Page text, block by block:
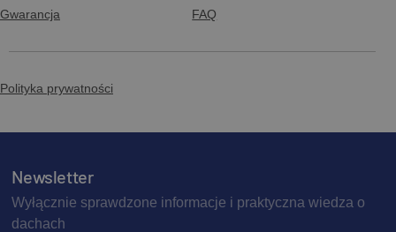
Gwarancja FAQ
Polityka prywatności
Newsletter
Wyłącznie sprawdzone informacje i praktyczna wiedza o
dachach